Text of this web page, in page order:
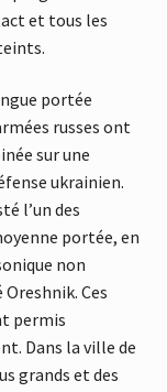
et tous les
portée
russes ont
sur une
ukrainien.
l’un des
portée, en
non
Ces
permis
Dans la ville de
grands et des